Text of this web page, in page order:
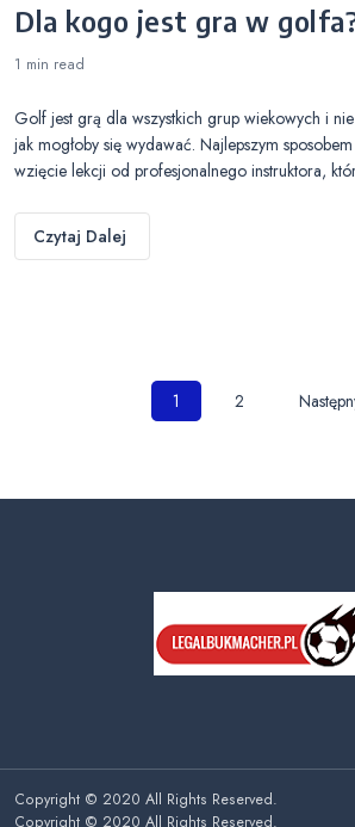
Dla kogo jest gra w
1 min read
Golf jest grą dla wszystkich grup wiekowych i
jak mogłoby się wydawać. Najlepszym
wzięcie lekcji od profesjonalnego instruktora,
Czytaj Dalej
Nawigacja
1 2
Copyright © 2020 All Rights Reserved.
Copyright © 2020 All Rights Reserved.